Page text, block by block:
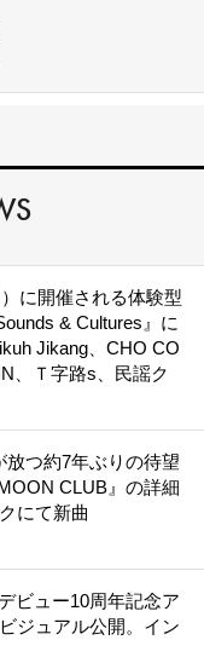
に開催される体験型
& Cultures』に
Jikang、CHO CO
、Ｔ字路s、民謡ク
つ約7年ぶりの待望
CLUB』の詳細
にて新曲
ビュー10周年記念ア
ジュアル公開。イン